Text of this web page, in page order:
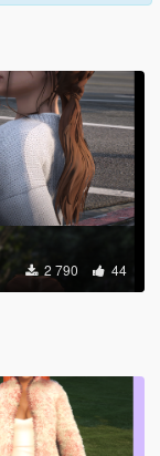
2 790 44